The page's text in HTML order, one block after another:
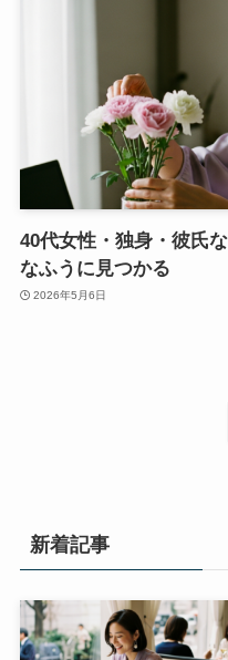
40代女性・独身・彼氏
なふうに見つかる
2026年5月6日
新着記事